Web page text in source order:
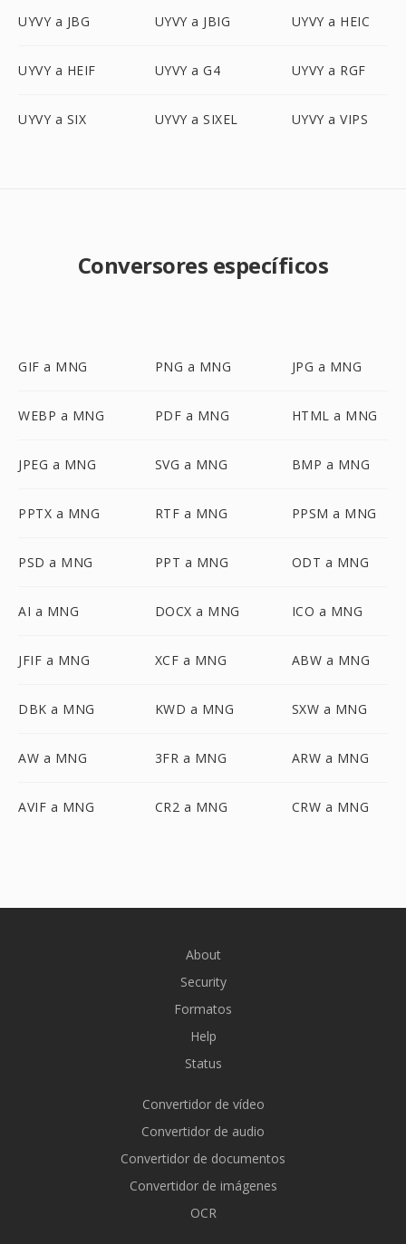
UYVY a JBG UYVY a JBIG UYVY a HEIC
UYVY a HEIF UYVY a G4 UYVY a RGF
UYVY a SIX UYVY a SIXEL UYVY a VIPS
Conversores específicos
GIF a MNG PNG a MNG JPG a MNG
WEBP a MNG PDF a MNG HTML a MNG
JPEG a MNG SVG a MNG BMP a MNG
PPTX a MNG RTF a MNG PPSM a MNG
PSD a MNG PPT a MNG ODT a MNG
AI a MNG DOCX a MNG ICO a MNG
JFIF a MNG XCF a MNG ABW a MNG
DBK a MNG KWD a MNG SXW a MNG
AW a MNG 3FR a MNG ARW a MNG
AVIF a MNG CR2 a MNG CRW a MNG
About
Security
Formatos
Help
Status
Convertidor de vídeo
Convertidor de audio
Convertidor de documentos
Convertidor de imágenes
OCR